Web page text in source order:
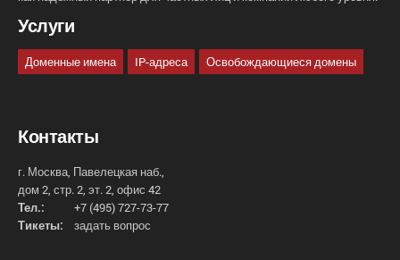
Услуги
Доменные имена IP-адреса Освобождающиеся домены
Контакты
г. Москва, Павелецкая наб.,
дом 2, стр. 2, эт. 2, офис 42
Тел.:
+7 (495) 727-73-77
Тикеты:
задать вопрос